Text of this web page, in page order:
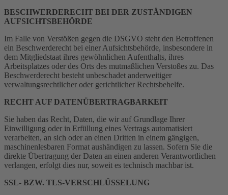
BESCHWERDERECHT BEI DER ZUSTÄNDIGEN
AUFSICHTSBEHÖRDE
Im Falle von Verstößen gegen die DSGVO steht den Betroffenen
ein Beschwerderecht bei einer Aufsichtsbehörde, insbesondere in
dem Mitgliedstaat ihres gewöhnlichen Aufenthalts, ihres
Arbeitsplatzes oder des Orts des mutmaßlichen Verstoßes zu. Das
Beschwerderecht besteht unbeschadet anderweitiger
verwaltungsrechtlicher oder gerichtlicher Rechtsbehelfe.
RECHT AUF DATENÜBERTRAGBARKEIT
Sie haben das Recht, Daten, die wir auf Grundlage Ihrer
Einwilligung oder in Erfüllung eines Vertrags automatisiert
verarbeiten, an sich oder an einen Dritten in einem gängigen,
maschinenlesbaren Format aushändigen zu lassen. Sofern Sie die
direkte Übertragung der Daten an einen anderen Verantwortlichen
verlangen, erfolgt dies nur, soweit es technisch machbar ist.
SSL- BZW. TLS-VERSCHLÜSSELUNG